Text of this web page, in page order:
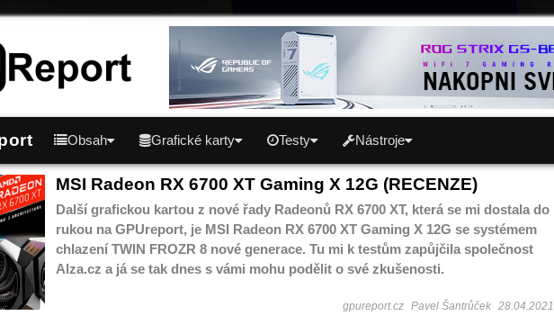
Obsah Grafické karty Testy Nástroje
MSI Radeon RX 6700 XT Gaming X 12G (RECENZE)
Další grafickou kartou z nové řady Radeonů RX 6700 XT, která se mi dostala do
rukou na GPUreport, je MSI Radeon RX 6700 XT Gaming X 12G se systémem
chlazení TWIN FROZR 8 nové generace. Tu mi k testům zapůjčila společnost
Alza.cz a já se tak dnes s vámi mohu podělit o své zkušenosti.
gpureport.cz Pavel Šantrůček 28.04.2021